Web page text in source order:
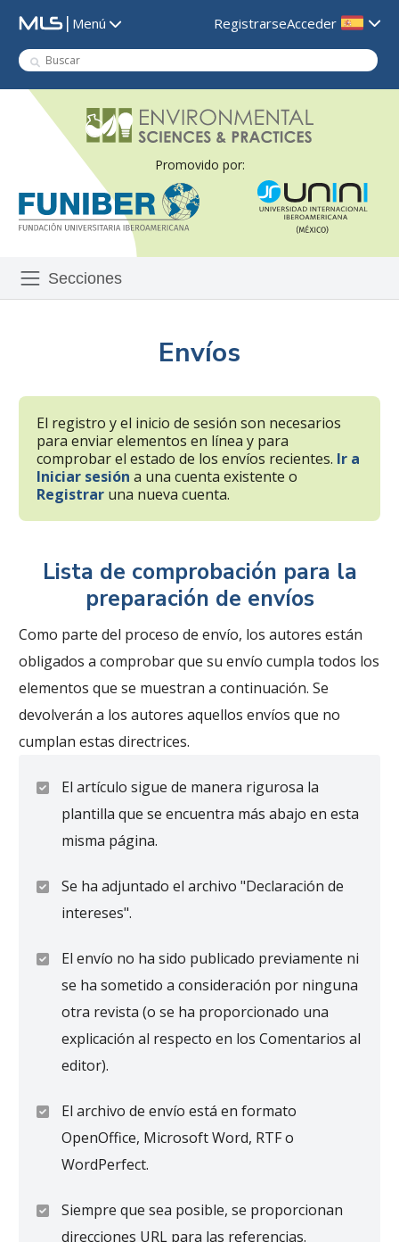
| Menú RegistrarseAcceder
Promovido por:
Secciones
Envíos
El registro y el inicio de sesión son necesarios
para enviar elementos en línea y para
comprobar el estado de los envíos recientes. Ir a
Iniciar sesión a una cuenta existente o
Registrar una nueva cuenta.
Lista de comprobación para la
preparación de envíos
Como parte del proceso de envío, los autores están
obligados a comprobar que su envío cumpla todos los
elementos que se muestran a continuación. Se
devolverán a los autores aquellos envíos que no
cumplan estas directrices.
El artículo sigue de manera rigurosa la
plantilla que se encuentra más abajo en esta
misma página.
Se ha adjuntado el archivo "Declaración de
intereses".
El envío no ha sido publicado previamente ni
se ha sometido a consideración por ninguna
otra revista (o se ha proporcionado una
explicación al respecto en los Comentarios al
editor).
El archivo de envío está en formato
OpenOffice, Microsoft Word, RTF o
WordPerfect.
Siempre que sea posible, se proporcionan
direcciones URL para las referencias.